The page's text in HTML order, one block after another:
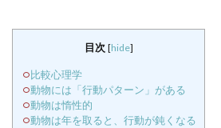
目次 [hide]
比較心理学
動物には「行動パターン」がある
動物は惰性的
動物は年を取ると、行動が鈍くなる